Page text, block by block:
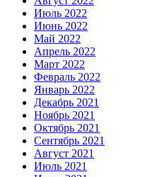
Июль 2022
Июнь 2022
Май 2022
Апрель 2022
Март 2022
Февраль 2022
Январь 2022
Декабрь 2021
Ноябрь 2021
Октябрь 2021
Сентябрь 2021
Август 2021
Июль 2021